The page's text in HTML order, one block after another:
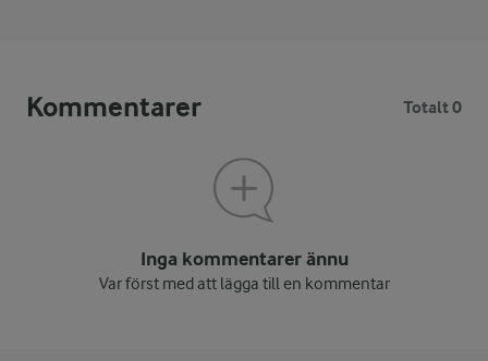
Kommentarer Totalt 0
Inga kommentarer ännu
Var först med att lägga till en kommentar